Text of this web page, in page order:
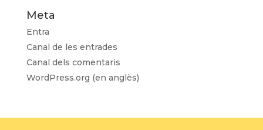
Meta
Entra
Canal de les entrades
Canal dels comentaris
WordPress.org (en anglès)